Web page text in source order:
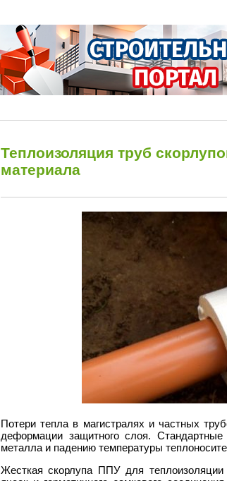
Теплоизоляция труб
материала
Потери тепла в магистралях и частных
деформации защитного слоя.
металла и падению температуры
Жесткая скорлупа ППУ для